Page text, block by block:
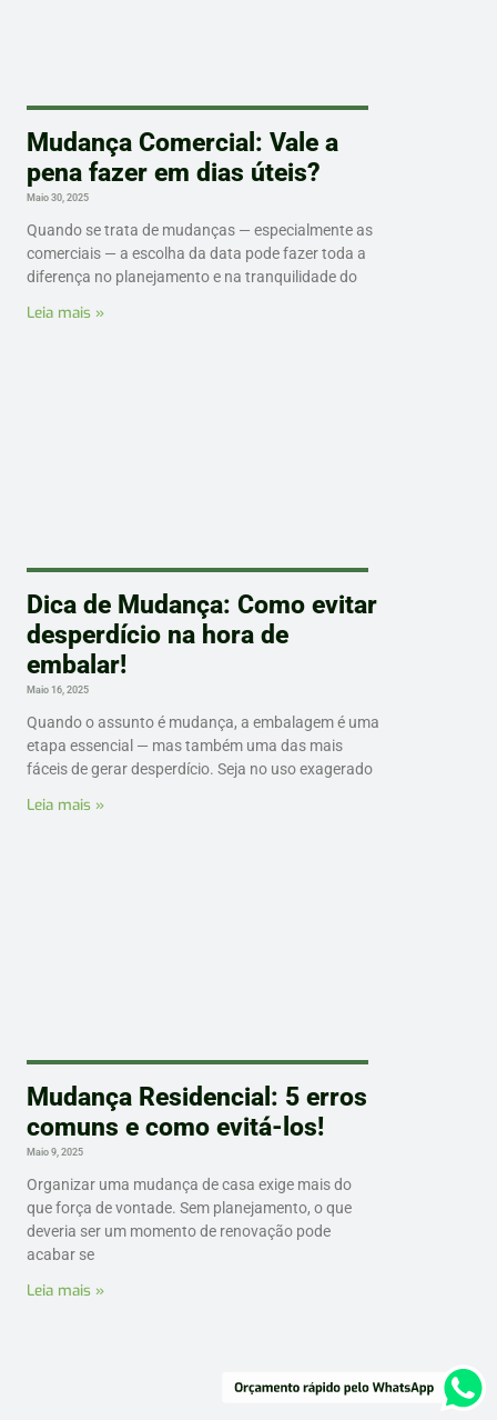
Mudança Comercial: Vale a
pena fazer em dias úteis?
Maio 30, 2025
Quando se trata de mudanças — especialmente as
comerciais — a escolha da data pode fazer toda a
diferença no planejamento e na tranquilidade do
Leia mais »
Dica de Mudança: Como evitar
desperdício na hora de
embalar!
Maio 16, 2025
Quando o assunto é mudança, a embalagem é uma
etapa essencial — mas também uma das mais
fáceis de gerar desperdício. Seja no uso exagerado
Leia mais »
Mudança Residencial: 5 erros
comuns e como evitá-los!
Maio 9, 2025
Organizar uma mudança de casa exige mais do
que força de vontade. Sem planejamento, o que
deveria ser um momento de renovação pode
acabar se
Leia mais »